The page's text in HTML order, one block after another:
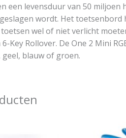
een levensduur van 50
wordt. Het
wel of niet verlicht
Key Rollover. De One 2 Mini
blauw of groen.